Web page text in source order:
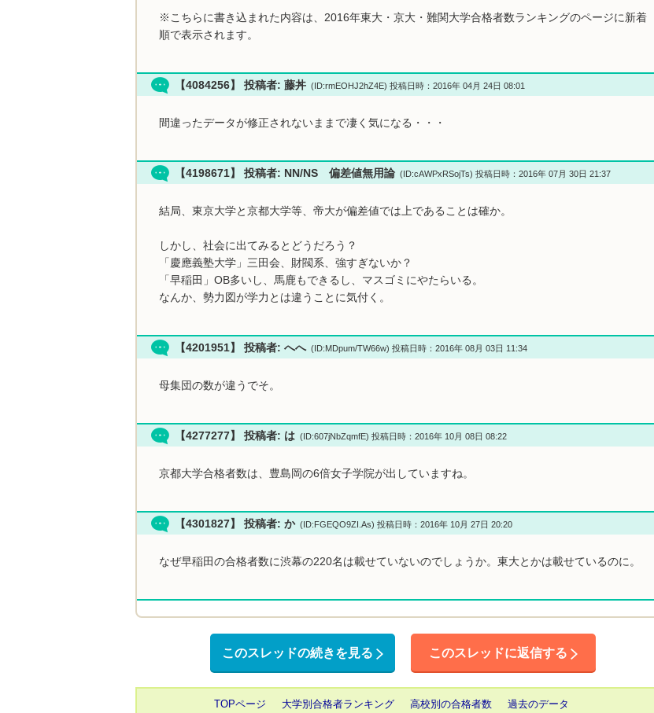
※こちらに書き込まれた内容は、2016年東大・京大・難関大学合格者数ランキングのページに新着
順で表示されます。
【4084256】 投稿者: 藤丼 (ID:rmEOHJ2hZ4E) 投稿日時：2016年 04月 24日 08:01
間違ったデータが修正されないままで凄く気になる・・・
【4198671】 投稿者: NN/NS 偏差値無用論 (ID:cAWPxRSojTs) 投稿日時：2016年 07月 30日 21:37
結局、東京大学と京都大学等、帝大が偏差値では上であることは確か。
しかし、社会に出てみるとどうだろう？
「慶應義塾大学」三田会、財閥系、強すぎないか？
「早稲田」OB多いし、馬鹿もできるし、マスゴミにやたらいる。
なんか、勢力図が学力とは違うことに気付く。
【4201951】 投稿者: へへ (ID:MDpum/TW66w) 投稿日時：2016年 08月 03日 11:34
母集団の数が違うでそ。
【4277277】 投稿者: は (ID:607jNbZqmfE) 投稿日時：2016年 10月 08日 08:22
京都大学合格者数は、豊島岡の6倍女子学院が出していますね。
【4301827】 投稿者: か(ID:FGEQO9ZI.As) 投稿日時：2016年 10月 27日 20:20
なぜ早稲田の合格者数に渋幕の220名は載せていないのでしょうか。東大とかは載せているのに。
このスレッドの続きを見る このスレッドに返信する
TOPページ 大学別合格者ランキング 高校別の合格者数 過去のデータ